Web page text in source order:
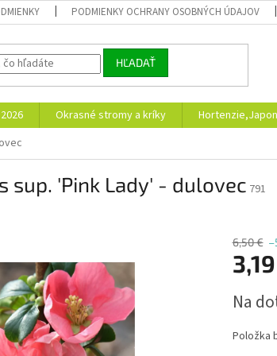
PODMIENKY OCHRANY OSOBNÝCH ÚDAJOV
HĽADAŤ
Okrasné stromy a kríky
sup. 'Pink Lady' - dulovec 791
6,50 €
cena:
Na
Položka